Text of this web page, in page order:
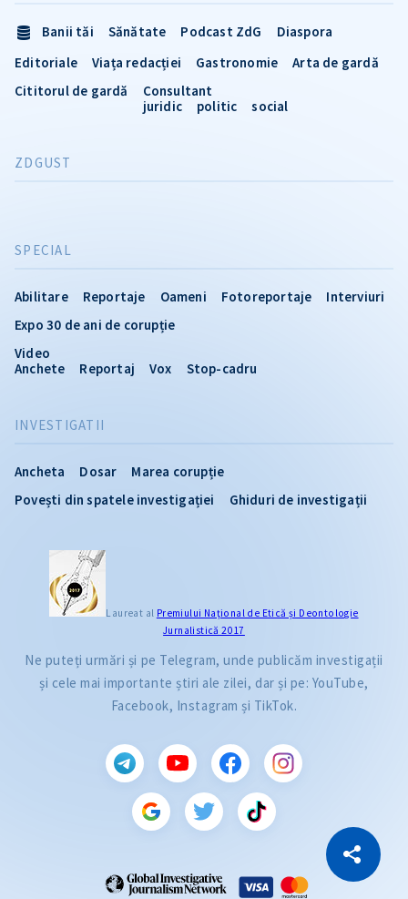
Copiază Link
INVESTIGATII
Ancheta Dosar
Marea corupție
Povești din spatele investigației
Ghiduri de investigații
SPECIAL
Abilitare Reportaje Oameni Fotoreportaje
Interviuri
Expo 30 de ani de corupție
Video
Anchete
Reportaj Vox Stop-cadru
Banii tăi Sănătate Podcast ZdG
Diaspora
Editoriale
Viața redacției Gastronomie
Arta de gardă
Cititorul de gardă
Consultant
juridic
politic social
ZDGUST
Laureat al Premiului Naţional de Etică și Deontologie
Jurnalistică 2017
Ne puteți urmări și pe Telegram, unde publicăm investigații
și cele mai importante știri ale zilei, dar și pe: YouTube,
Facebook, Instagram și TikTok.